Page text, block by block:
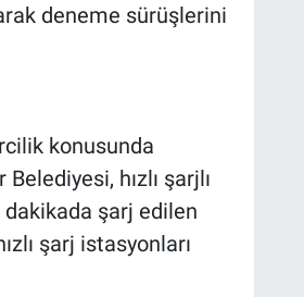
deneme sürüşlerini
konusunda
hızlı şarjlı
şarj edilen
şarj istasyonları